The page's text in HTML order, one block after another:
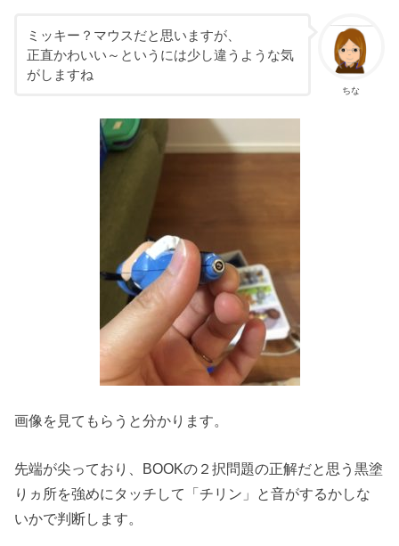
ちな
ミッキー？マウスだと思いますが、
正直かわいい～というには少し違うような気
がしますね
画像を見てもらうと分かります。
先端が尖っており、BOOKの２択問題の正解だと思う黒塗
りヵ所を強めにタッチして「チリン」と音がするかしな
いかで判断します。